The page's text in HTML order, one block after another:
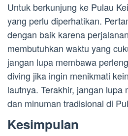
Untuk berkunjung ke Pulau
yang perlu diperhatikan.
dengan baik karena
membutuhkan waktu yang
jangan lupa membawa
diving jika ingin menikmati
lautnya. Terakhir, jangan lupa
dan minuman tradisional di
Kesimpulan